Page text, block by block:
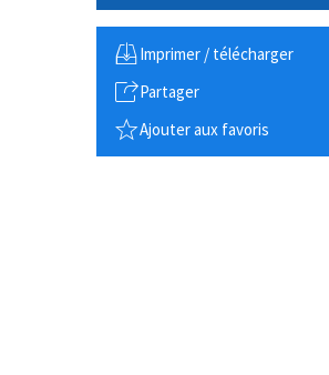
Imprimer / télécharger
Partager
Ajouter aux favoris